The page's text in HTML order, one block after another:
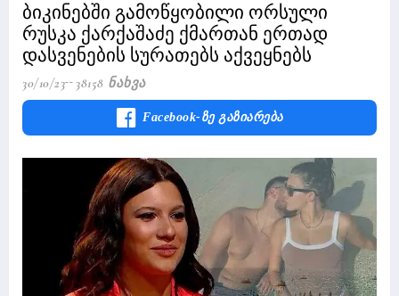
ბიკინებში გამოწყობილი ორსული
რუსკა ქარქაშაძე ქმართან ერთად
დასვენების სურათებს აქვეყნებს
30/10/23 38158 Ნახვა
Facebook-Ზე Გაზიარება